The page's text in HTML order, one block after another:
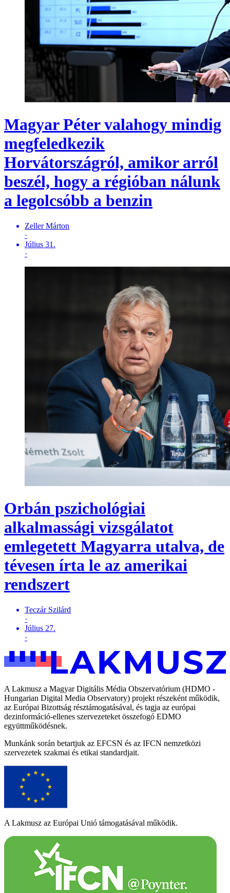
Magyar Péter valahogy mindig
megfeledkezik
Horvátországról, amikor arról
beszél, hogy a régióban nálunk
a legolcsóbb a benzin
Zeller Márton
·
Július 31.
·
Orbán pszichológiai
alkalmassági vizsgálatot
emlegetett Magyarra utalva, de
tévesen írta le az amerikai
rendszert
Teczár Szilárd
·
Július 27.
·
A Lakmusz a Magyar Digitális Média Obszervatórium (HDMO -
Hungarian Digital Media Observatory) projekt részeként működik,
az Európai Bizottság résztámogatásával, és tagja az európai
dezinformáció-ellenes szervezeteket összefogó EDMO
együttműködésnek.
Munkánk során betartjuk az EFCSN és az IFCN nemzetközi
szervezetek szakmai és etikai standardjait.
A Lakmusz az Európai Unió támogatásával működik.